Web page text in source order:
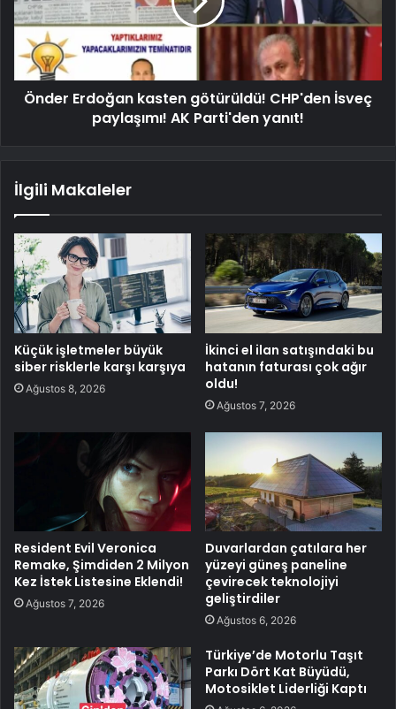
Önder Erdoğan kasten götürüldü! CHP'den İsveç
paylaşımı! AK Parti'den yanıt!
İlgili Makaleler
Küçük işletmeler büyük
siber risklerle karşı karşıya
Ağustos 8, 2026
İkinci el ilan satışındaki bu
hatanın faturası çok ağır
oldu!
Ağustos 7, 2026
Resident Evil Veronica
Remake, Şimdiden 2 Milyon
Kez İstek Listesine Eklendi!
Ağustos 7, 2026
Duvarlardan çatılara her
yüzeyi güneş paneline
çevirecek teknolojiyi
geliştirdiler
Ağustos 6, 2026
Türkiye’de Motorlu Taşıt
Parkı Dört Kat Büyüdü,
Motosiklet Liderliği Kaptı